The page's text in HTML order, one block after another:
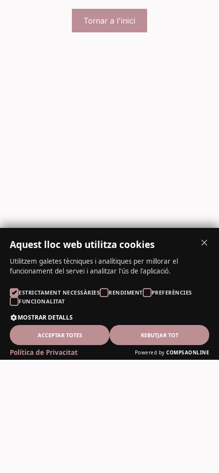
Tornar a l'inici
Aquest lloc web utilitza cookies
Utilitzem galetes tècniques i analítiques per millorar el
funcionament del servei i analitzar l'ús de l'aplicació.
ESTRICTAMENT NECESSÀRIES RENDIMENT
PREFERÈNCIES
FUNCIONALITAT
MOSTRAR DETALLS
ACCEPTAR TOTES REBUTJAR TOT
Política de Privacitat Powered by COMPSAONLINE